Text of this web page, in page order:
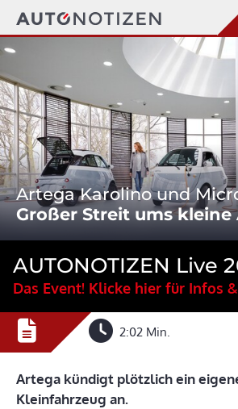
Artega Karolino und
Großer Streit ums kleine
AUTONOTIZEN Live
Das Event! Klicke hier für Infos
2:02 Min.
Artega kündigt plötzlich ein
Kleinfahrzeug an.